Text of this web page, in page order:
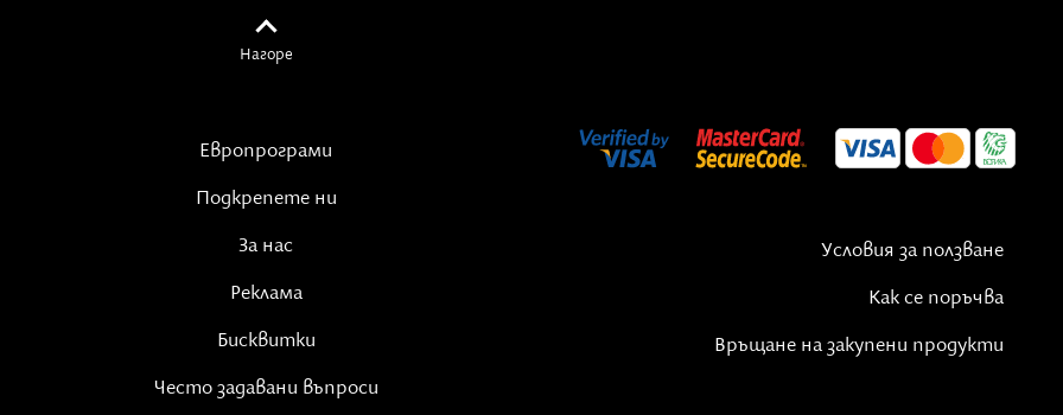
Нагоре
Европрограми
Подкрепете ни
За нас
Реклама
Бисквитки
Често задавани въпроси
Условия за ползване
Как се поръчва
Връщане на закупени продукти